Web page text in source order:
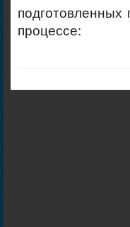
процессе: